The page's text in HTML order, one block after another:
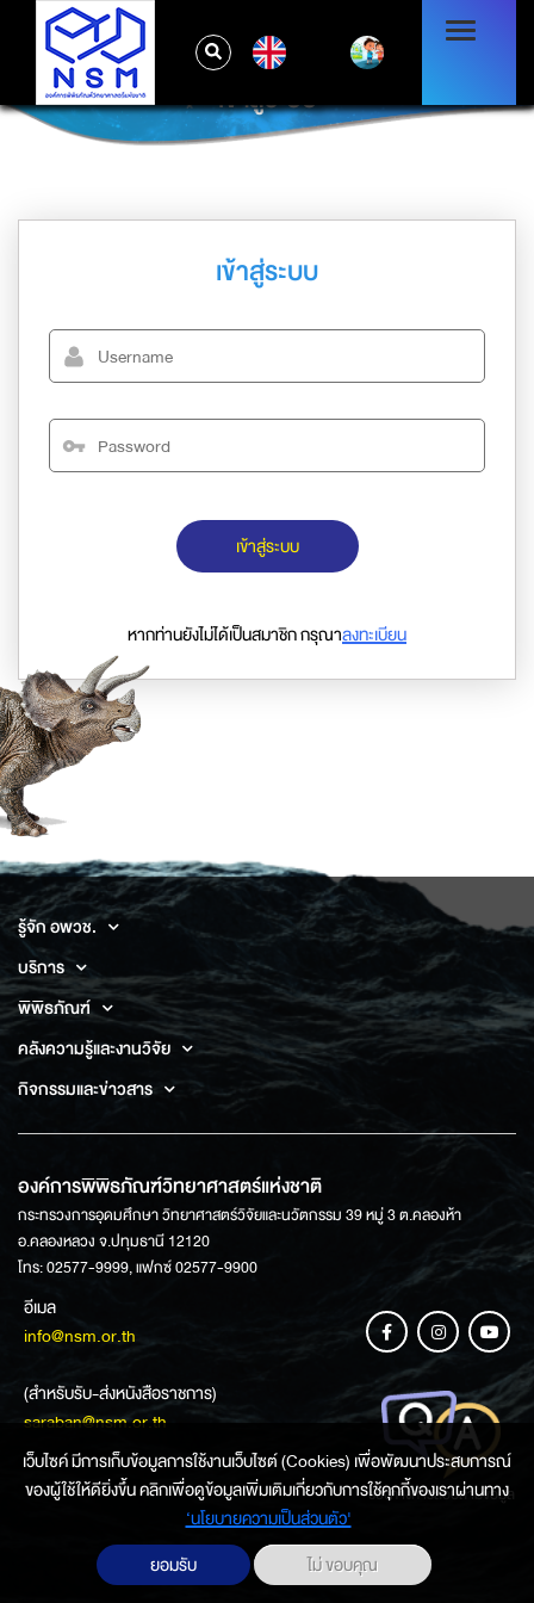
เข้าสู่ระบบ
เข้าสู่ระบบ
เข้าสู่ระบบ
หากท่านยังไม่ได้เป็นสมาชิก กรุณาลงทะเบียน
รู้จัก อพวช.
บริการ
พิพิธภัณฑ์
คลังความรู้และงานวิจัย
กิจกรรมและข่าวสาร
องค์การพิพิธภัณฑ์วิทยาศาสตร์แห่งชาติ
กระทรวงการอุดมศึกษา วิทยาศาสตร์วิจัยและนวัตกรรม 39 หมู่ 3 ต.คลองห้า
อ.คลองหลวง จ.ปทุมธานี 12120
โทร: 02577-9999, แฟกซ์ 02577-9900
อีเมล
info@nsm.or.th
(สำหรับรับ-ส่งหนังสือราชการ)
saraban@nsm.or.th
ช่องทางการสอบถามข้อมูล
เว็บไซค์ มีการเก็บข้อมูลการใช้งานเว็บไซต์ (Cookies) เพื่อพัฒนาประสบการณ์
ของผู้ใช้ให้ดียิ่งขึ้น คลิกเพื่อดูข้อมูลเพิ่มเติมเกี่ยวกับการใช้คุกกี้ของเราผ่านทาง
‘นโยบายความเป็นส่วนตัว'
ยอมรับ
ไม่ ขอบคุณ